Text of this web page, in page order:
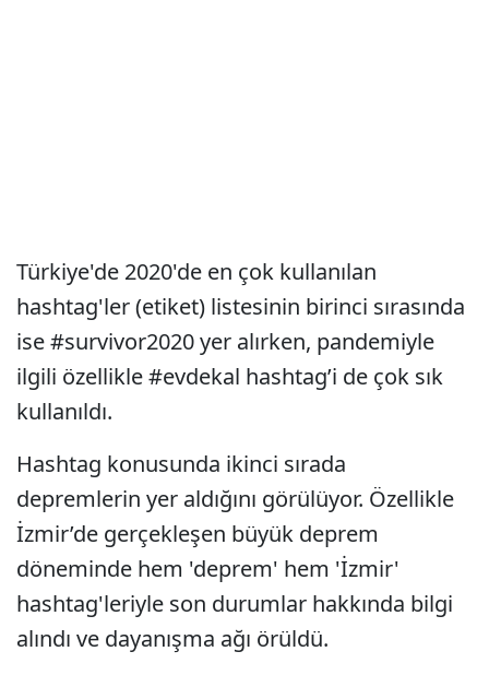
Türkiye'de 2020'de en çok kullanılan
hashtag'ler (etiket) listesinin birinci sırasında
ise #survivor2020 yer alırken, pandemiyle
ilgili özellikle #evdekal hashtag’i de çok sık
kullanıldı.
Hashtag konusunda ikinci sırada
depremlerin yer aldığını görülüyor. Özellikle
İzmir’de gerçekleşen büyük deprem
döneminde hem 'deprem' hem 'İzmir'
hashtag'leriyle son durumlar hakkında bilgi
alındı ve dayanışma ağı örüldü.